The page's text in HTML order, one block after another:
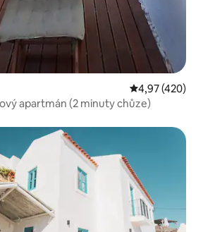
Průměrné
4,97 (420)
apartmán (2 minuty chůze)